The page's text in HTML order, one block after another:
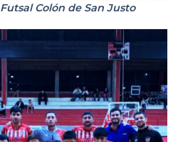
Futsal Colón de San Justo